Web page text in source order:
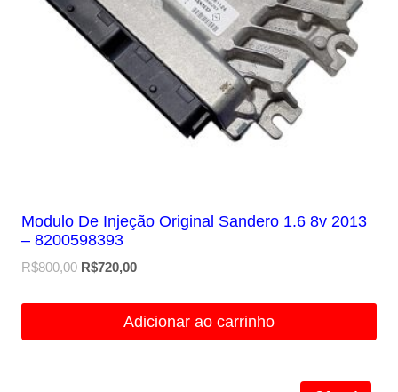
Modulo De Injeção Original Sandero 1.6 8v 2013
– 8200598393
R$800,00 O
R$720,00O
é:
Adicionar ao carrinho